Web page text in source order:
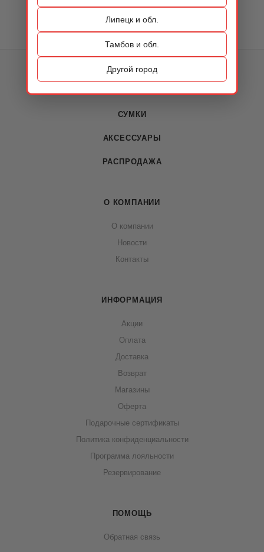
Липецк и обл.
Тамбов и обл.
Другой город
КАТАЛОГ
СУМКИ
АКСЕССУАРЫ
РАСПРОДАЖА
О КОМПАНИИ
О компании
Новости
Контакты
ИНФОРМАЦИЯ
Акции
Оплата
Доставка
Возврат
Магазины
Оферта
Подарочные сертификаты
Политика конфиденциальности
Программа лояльности
Резервирование
ПОМОЩЬ
Обратная связь